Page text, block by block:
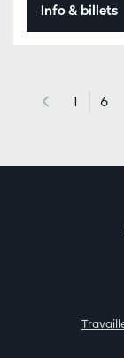
Info & billets
1 6